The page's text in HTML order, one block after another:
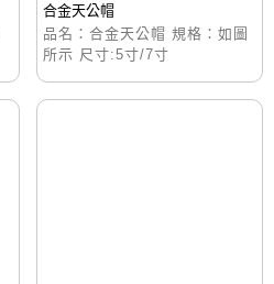
合金天公帽
品名：合金天公帽 規格：如圖
所示 尺寸:5寸/7寸